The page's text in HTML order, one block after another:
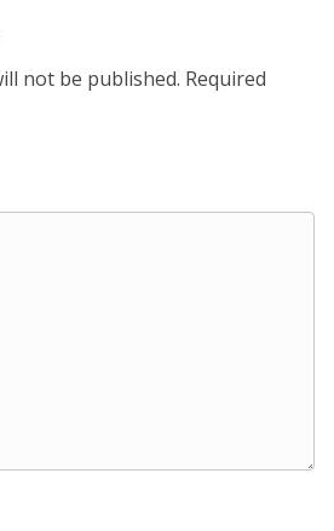
not be published. Required